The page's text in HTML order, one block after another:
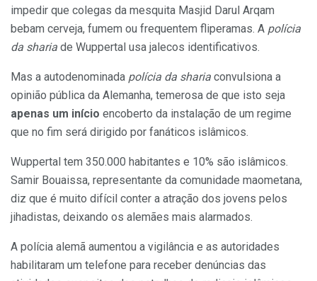
impedir que colegas da mesquita Masjid Darul Arqam
bebam cerveja, fumem ou frequentem fliperamas. A polícia
da sharia de Wuppertal usa jalecos identificativos.
Mas a autodenominada polícia da sharia convulsiona a
opinião pública da Alemanha, temerosa de que isto seja
apenas um início encoberto da instalação de um regime
que no fim será dirigido por fanáticos islâmicos.
Wuppertal tem 350.000 habitantes e 10% são islâmicos.
Samir Bouaissa, representante da comunidade maometana,
diz que é muito difícil conter a atração dos jovens pelos
jihadistas, deixando os alemães mais alarmados.
A polícia alemã aumentou a vigilância e as autoridades
habilitaram um telefone para receber denúncias das